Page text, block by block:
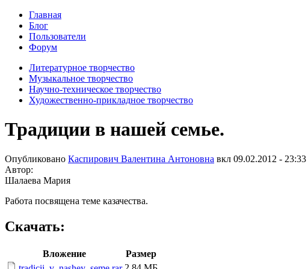
Главная
Блог
Пользователи
Форум
Литературное творчество
Музыкальное творчество
Научно-техническое творчество
Художественно-прикладное творчество
Традиции в нашей семье.
Опубликовано Каспирович Валентина Антоновна вкл 09.02.2012 - 23:33
Автор:
Шалаева Мария
Работа посвящена теме казачества.
Скачать:
Вложение
Размер